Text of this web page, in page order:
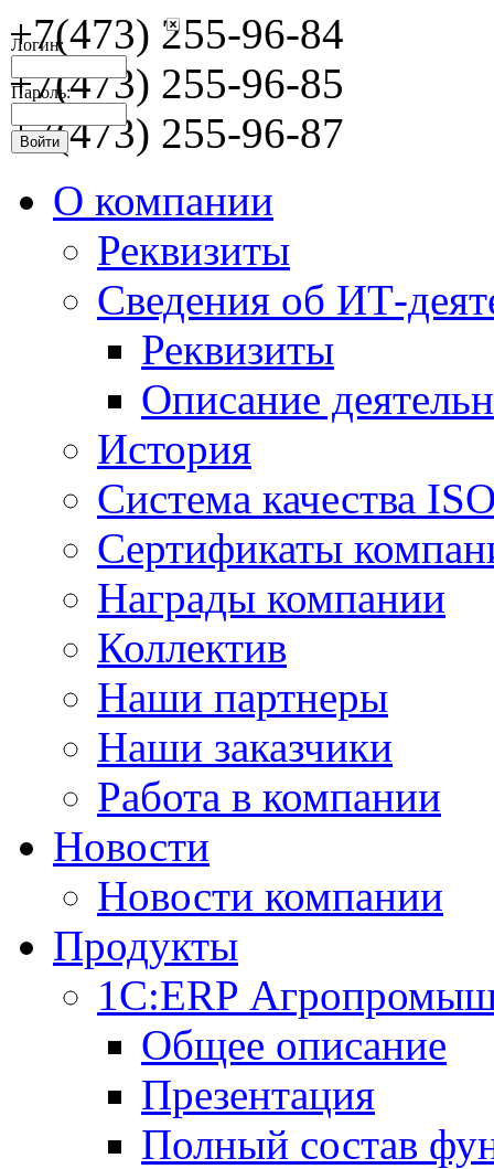
Логин:
Пароль:
+7(473) 255-96-84
+7(473) 255-96-85
+7(473) 255-96-87
О компании
Реквизиты
Сведения об ИТ-
Реквизиты
Описание
История
Система качества
Сертификаты
Награды компании
Коллектив
Наши партнеры
Наши заказчики
Работа в компании
Новости
Новости компании
Продукты
1С:ERP
Общее описание
Презентация
Полный состав